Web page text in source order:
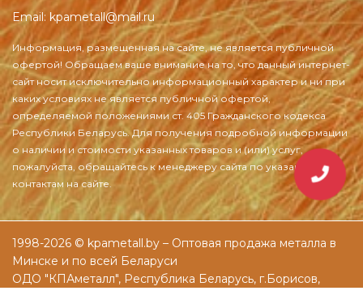
Email: kpametall@mail.ru
1998-2026 © kpametall.by – Оптовая продажа металла в
Минске и по всей Беларуси
ОДО "КПАметалл", Республика Беларусь, г.Борисов,